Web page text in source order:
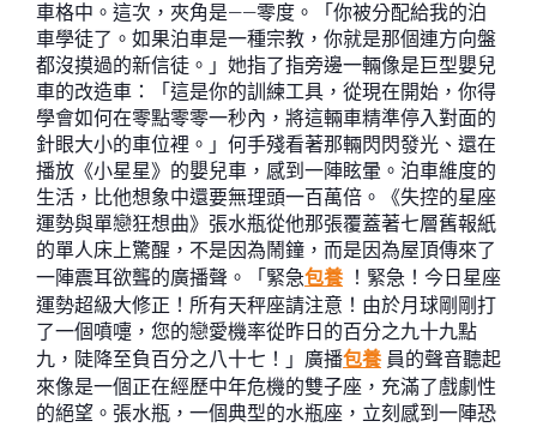
車格中。這次，夾角是——零度。「你被分配給我的泊
車學徒了。如果泊車是一種宗教，你就是那個連方向盤
都沒摸過的新信徒。」她指了指旁邊一輛像是巨型嬰兒
車的改造車：「這是你的訓練工具，從現在開始，你得
學會如何在零點零零一秒內，將這輛車精準停入對面的
針眼大小的車位裡。」何手殘看著那輛閃閃發光、還在
播放《小星星》的嬰兒車，感到一陣眩暈。泊車維度的
生活，比他想象中還要無理頭一百萬倍。《失控的星座
運勢與單戀狂想曲》張水瓶從他那張覆蓋著七層舊報紙
的單人床上驚醒，不是因為鬧鐘，而是因為屋頂傳來了
一陣震耳欲聾的廣播聲。「緊急包養 ！緊急！今日星座
運勢超級大修正！所有天秤座請注意！由於月球剛剛打
了一個噴嚏，您的戀愛機率從昨日的百分之九十九點
九，陡降至負百分之八十七！」廣播包養 員的聲音聽起
來像是一個正在經歷中年危機的雙子座，充滿了戲劇性
的絕望。張水瓶，一個典型的水瓶座，立刻感到一陣恐